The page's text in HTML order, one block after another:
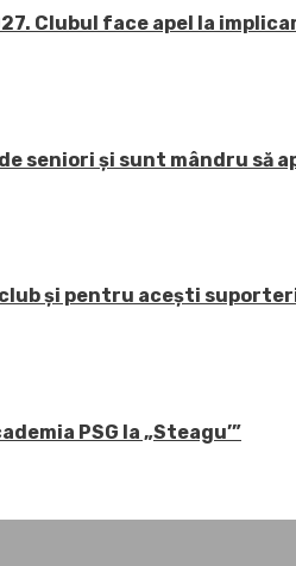
Clubul face apel la
seniori și sunt mândru să
și pentru acești
PSG la „Steagu’”